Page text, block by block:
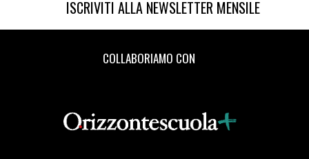
ISCRIVITI ALLA NEWSLETTER MENSILE
COLLABORIAMO CON